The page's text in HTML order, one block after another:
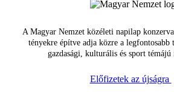
A Magyar Nemzet közéleti napilap
tényekre építve adja közre a legfontosabb
gazdasági, kulturális és sport témájú
Előfizetek az újságra